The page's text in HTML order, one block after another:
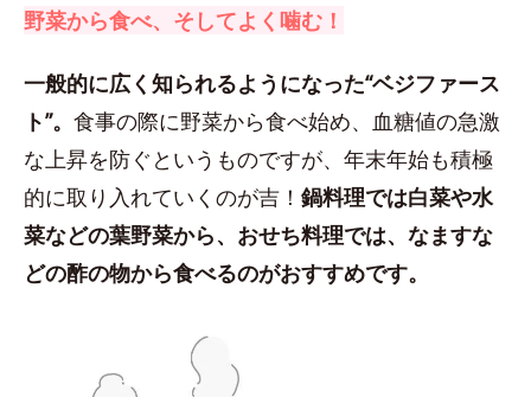
野菜から食べ、そしてよく噛む！
一般的に広く知られるようになった“ベジファース
ト”。 食事の際に野菜から食べ始め、血糖値の急激
な上昇を防ぐというものですが、年末年始も積極
的に取り入れていくのが吉！ 鍋料理では白菜や水
菜などの葉野菜から、おせち料理では、なますな
どの酢の物から食べるのがおすすめです。